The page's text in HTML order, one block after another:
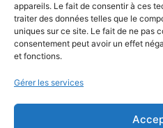
appareils. Le fait de consentir à ces
traiter des données telles que le
uniques sur ce site. Le fait de ne pas
consentement peut avoir un effet
et fonctions.
Gérer les services